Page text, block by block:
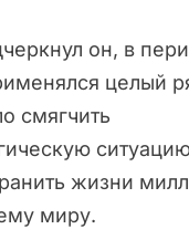
он, в
целый
смягчить
жизни
миру.